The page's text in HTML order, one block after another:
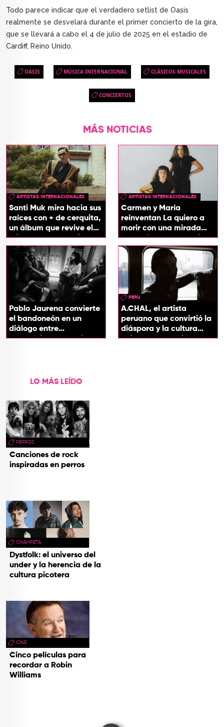
Todo parece indicar que el verdadero setlist de Oasis
realmente se desvelará durante el primer concierto de la gira,
que se llevará a cabo el 4 de julio de 2025 en el estadio de
Cardiff, Reino Unido.
OASIS MÚSICA INTERNACIONAL CLÁSICOS MUSICALES
CONCIERTOS
MÁS NOTICIAS
ARTISTAS INTERNACIONALES
Santi Muk mira hacia sus
raíces con + de cerquita,
un álbum que revive el
origen de sus canciones
ARTISTAS INTERNACIONALES
Carmen y María
reinventan La quiero a
morir con una mirada
entre el flamenco y el
soul
Pablo Jaurena convierte
el bandoneón en un
diálogo entre
generaciones con el
PERU
A.CHAL, el artista
peruano que convirtió la
diáspora y la cultura
chicha en su sonido
LO MÁS LEÍDO
PERROS
Canciones de rock
inspiradas en perros
CHAMPETA
Dystfolk: el universo del
under y la herencia de la
cultura picotera
CINE
Cinco películas para
recordar a Robin
Williams